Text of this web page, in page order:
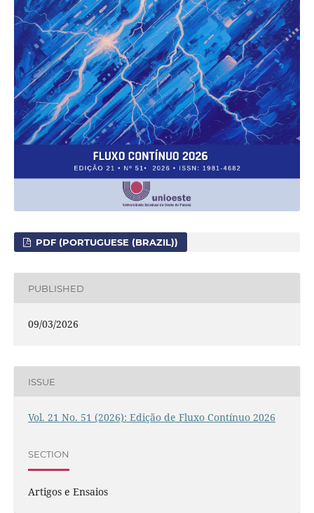
PDF (PORTUGUESE (BRAZIL))
PUBLISHED
09/03/2026
ISSUE
Vol. 21 No. 51 (2026): Edição de Fluxo Contínuo 2026
SECTION
Artigos e Ensaios